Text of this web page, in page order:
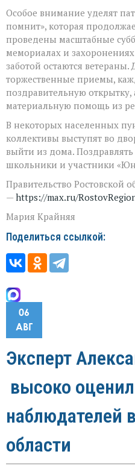
Особое внимание уделят
помнит», которая
проведены масштабные
мемориалах и
заботой остаются ветераны.
торжественные приемы,
поздравительную
материальную помощь из
В некоторых населенных
коллективы выступят во
выйти из дома.
школьники и участники
Правительство Ростовской
— https://max.ru/
Мария Крайняя
Поделиться ссылкой:
06
АВГ
Эксперт
высоко
наблюдателей
области